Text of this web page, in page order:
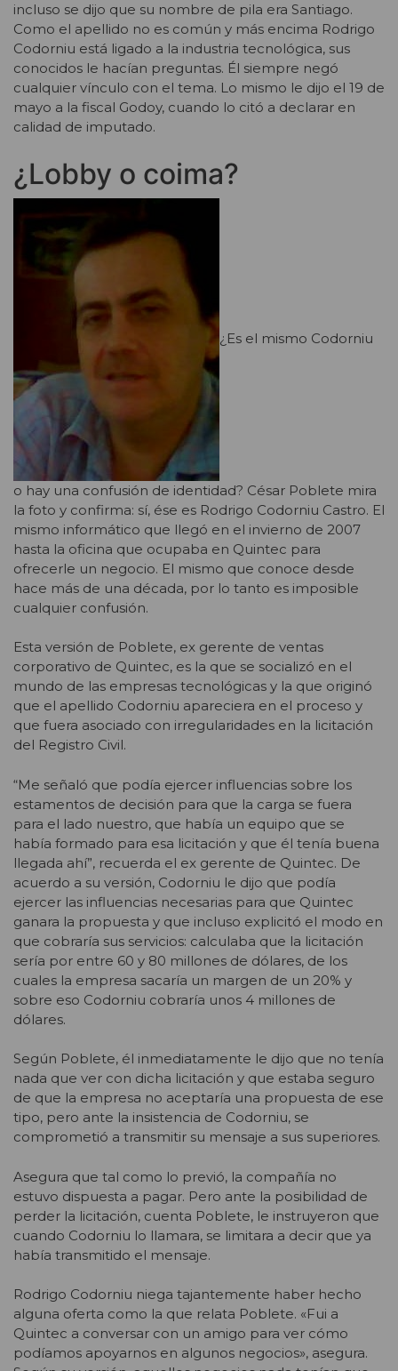
incluso se dijo que su nombre de pila era Santiago.
Como el apellido no es común y más encima Rodrigo
Codorniu está ligado a la industria tecnológica, sus
conocidos le hacían preguntas. Él siempre negó
cualquier vínculo con el tema. Lo mismo le dijo el 19 de
mayo a la fiscal Godoy, cuando lo citó a declarar en
calidad de imputado.
¿Lobby o coima?
¿Es el mismo Codorniu
o hay una confusión de identidad? César Poblete mira
la foto y confirma: sí, ése es Rodrigo Codorniu Castro. El
mismo informático que llegó en el invierno de 2007
hasta la oficina que ocupaba en Quintec para
ofrecerle un negocio. El mismo que conoce desde
hace más de una década, por lo tanto es imposible
cualquier confusión.
Esta versión de Poblete, ex gerente de ventas
corporativo de Quintec, es la que se socializó en el
mundo de las empresas tecnológicas y la que originó
que el apellido Codorniu apareciera en el proceso y
que fuera asociado con irregularidades en la licitación
del Registro Civil.
“Me señaló que podía ejercer influencias sobre los
estamentos de decisión para que la carga se fuera
para el lado nuestro, que había un equipo que se
había formado para esa licitación y que él tenía buena
llegada ahí”, recuerda el ex gerente de Quintec. De
acuerdo a su versión, Codorniu le dijo que podía
ejercer las influencias necesarias para que Quintec
ganara la propuesta y que incluso explicitó el modo en
que cobraría sus servicios: calculaba que la licitación
sería por entre 60 y 80 millones de dólares, de los
cuales la empresa sacaría un margen de un 20% y
sobre eso Codorniu cobraría unos 4 millones de
dólares.
Según Poblete, él inmediatamente le dijo que no tenía
nada que ver con dicha licitación y que estaba seguro
de que la empresa no aceptaría una propuesta de ese
tipo, pero ante la insistencia de Codorniu, se
comprometió a transmitir su mensaje a sus superiores.
Asegura que tal como lo previó, la compañía no
estuvo dispuesta a pagar. Pero ante la posibilidad de
perder la licitación, cuenta Poblete, le instruyeron que
cuando Codorniu lo llamara, se limitara a decir que ya
había transmitido el mensaje.
Rodrigo Codorniu niega tajantemente haber hecho
alguna oferta como la que relata Poblete. «Fui a
Quintec a conversar con un amigo para ver cómo
podíamos apoyarnos en algunos negocios», asegura.